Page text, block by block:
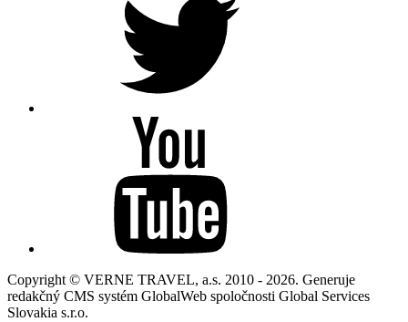
Copyright © VERNE TRAVEL, a.s. 2010 - 2026. Generuje
redakčný CMS systém GlobalWeb spoločnosti Global Services
Slovakia s.r.o.